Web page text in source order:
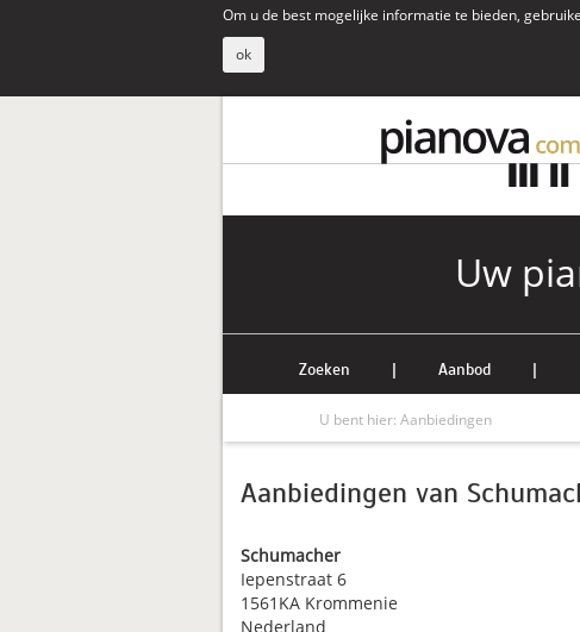
Om u de best mogelijke informatie te bieden,
ok
Uw
Zoeken | Aanbod |
U bent hier: Aanbiedingen
Aanbiedingen van
Schumacher
Iepenstraat 6
1561KA Krommenie
Nederland